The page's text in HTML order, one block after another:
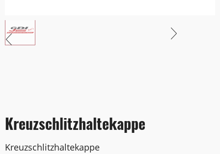
Kreuzschlitzhaltekappe
Kreuzschlitzhaltekappe